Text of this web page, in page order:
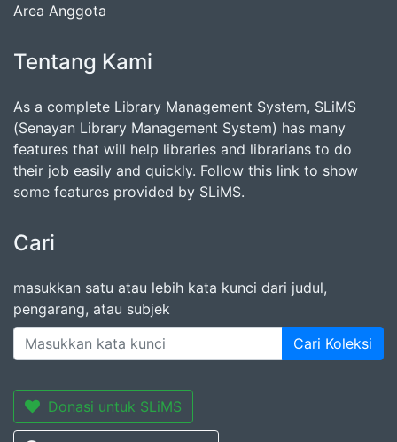
Area Anggota
Tentang Kami
As a complete Library Management System, SLiMS
(Senayan Library Management System) has many
features that will help libraries and librarians to do
their job easily and quickly. Follow this link to show
some features provided by SLiMS.
Cari
masukkan satu atau lebih kata kunci dari judul,
pengarang, atau subjek
Cari Koleksi
Donasi untuk SLiMS